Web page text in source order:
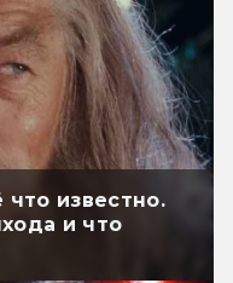
что известно.
и что